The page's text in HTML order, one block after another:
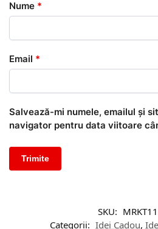
Nume *
Email *
Salvează-mi numele, emailul și
navigator pentru data viitoare
SKU:
Categorii: Idei Cadou,